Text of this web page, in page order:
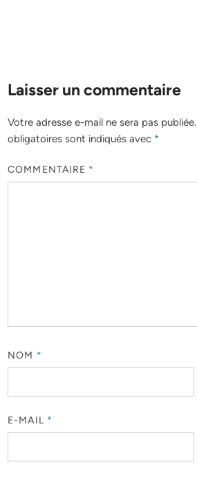
Laisser un commentaire
Votre adresse e-mail ne sera pas publiée.
obligatoires sont indiqués avec *
COMMENTAIRE *
NOM *
E-MAIL *